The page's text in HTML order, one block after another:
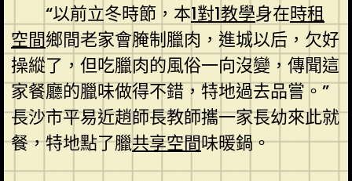
“以前立冬時節，本1對1教學身在時租
空間鄉間老家會腌制臘肉，進城以后，欠好
操縱了，但吃臘肉的風俗一向沒變，傳聞這
家餐廳的臘味做得不錯，特地過去品嘗。”
長沙市平易近趙師長教師攜一家長幼來此就
餐，特地點了臘共享空間味暖鍋。